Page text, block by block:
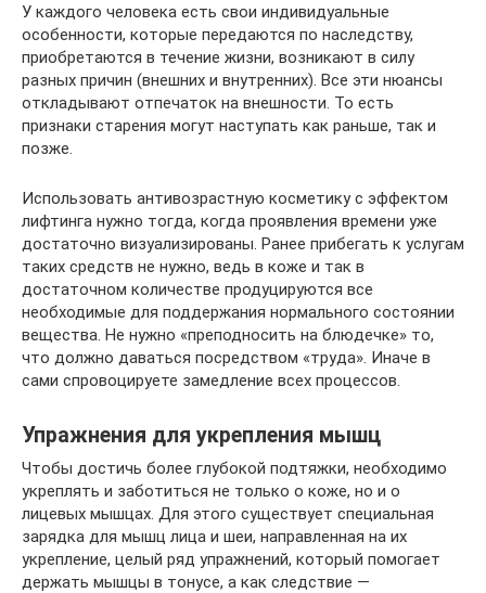
У каждого человека есть свои индивидуальные
особенности, которые передаются по наследству,
приобретаются в течение жизни, возникают в силу
разных причин (внешних и внутренних). Все эти нюансы
откладывают отпечаток на внешности. То есть
признаки старения могут наступать как раньше, так и
позже.
Использовать антивозрастную косметику с эффектом
лифтинга нужно тогда, когда проявления времени уже
достаточно визуализированы. Ранее прибегать к услугам
таких средств не нужно, ведь в коже и так в
достаточном количестве продуцируются все
необходимые для поддержания нормального состоянии
вещества. Не нужно «преподносить на блюдечке» то,
что должно даваться посредством «труда». Иначе в
сами спровоцируете замедление всех процессов.
Упражнения для укрепления мышц
Чтобы достичь более глубокой подтяжки, необходимо
укреплять и заботиться не только о коже, но и о
лицевых мышцах. Для этого существует специальная
зарядка для мышц лица и шеи, направленная на их
укрепление, целый ряд упражнений, который помогает
держать мышцы в тонусе, а как следствие —